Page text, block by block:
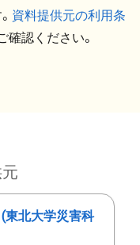
資料提供元の利用条
確認ください。
東北大学災害科